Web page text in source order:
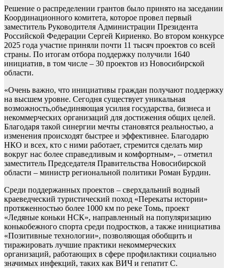
Решение о распределении грантов было принято на заседании
Координационного комитета, которое провел первый
заместитель Руководителя Администрации Президента
Российской Федерации Сергей Кириенко. Во втором конкурсе
2025 года участие приняли почти 11 тысяч проектов со всей
страны. По итогам отбора поддержку получили 1640
инициатив, в том числе – 30 проектов из Новосибирской
области.
«Очень важно, что инициативы граждан получают поддержку
на высшем уровне. Сегодня существует уникальная
возможность,объединяющая усилия государства, бизнеса и
некоммерческих организаций для достижения общих целей.
Благодаря такой синергии мечты становятся реальностью, а
изменения происходят быстрее и эффективнее. Благодарю
НКО и всех, кто с ними работает, стремится сделать мир
вокруг нас более справедливым и комфортным», – отметил
заместитель Председателя Правительства Новосибирской
области – министр региональной политики Роман Бурдин.
Среди поддержанных проектов – сверхдальний водный
краеведческий туристический поход «Перекаты истории»
протяженностью более 1000 км по реке Томь, проект
«Ледяные коньки НСК», направленный на популяризацию
конькобежного спорта среди подростков, а также инициатива
«Позитивные технологии», позволяющая обобщить и
тиражировать лучшие практики некоммерческих
организаций, работающих в сфере профилактики социально
значимых инфекций, таких как ВИЧ и гепатит С.